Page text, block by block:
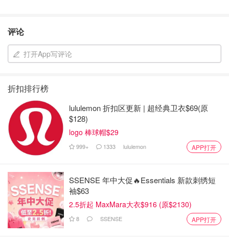
评论
打开App写评论
折扣排行榜
lululemon 折扣区更新 | 超经典卫衣$69(原
$128)
logo 棒球帽$29
999+ 1333 lululemon APP打开
SSENSE 年中大促🔥Essentials 新款刺绣短
袖$63
2.5折起 MaxMara大衣$916 (原$2130)
8 SSENSE APP打开